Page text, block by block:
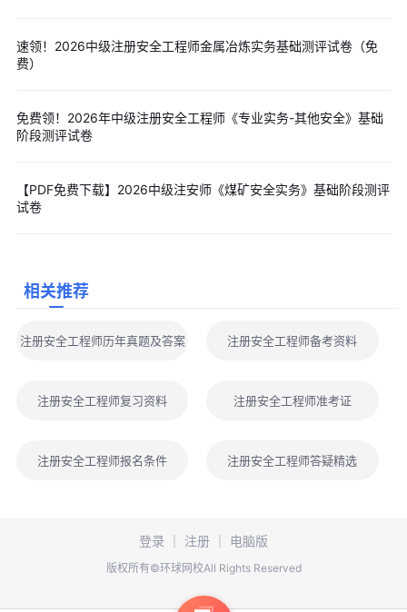
时用电以及国务院应急管理部门会同国务院有关部门规定的其他危
险作业，应当安排专门人员进行现场安全管理。
生产经营单位应当与承包单位、承租单位签订专门的安全生产管理
协议，或者在承包合同、租赁合同中约定各自的安全生产管理职
3. 某金属冶炼企业进行扩建。根据《安全生产法》的规定，下
列关于建设项目的说法正确的是（）。
B.扩建的建设项目无需进行安全评价
D.项目竣工投入使用前，建设行政主管部门应当对安全设施进
【答案】A
评价，B错误。
B.特种设备的安装、改造、维修，应当由制造单位或取得许可
速领！2026中级注册安全工程师金属冶炼实务基础测评试卷（免
费）
免费领！2026年中级注册安全工程师《专业实务-其他安全》基础
阶段测评试卷
【PDF免费下载】2026中级注安师《煤矿安全实务》基础阶段测评
试卷
相关推荐
注册安全工程师历年真题及答案 注册安全工程师备考资料
注册安全工程师复习资料 注册安全工程师准考证
注册安全工程师报名条件 注册安全工程师答疑精选
登录 注册 电脑版
版权所有©环球网校All Rights Reserved